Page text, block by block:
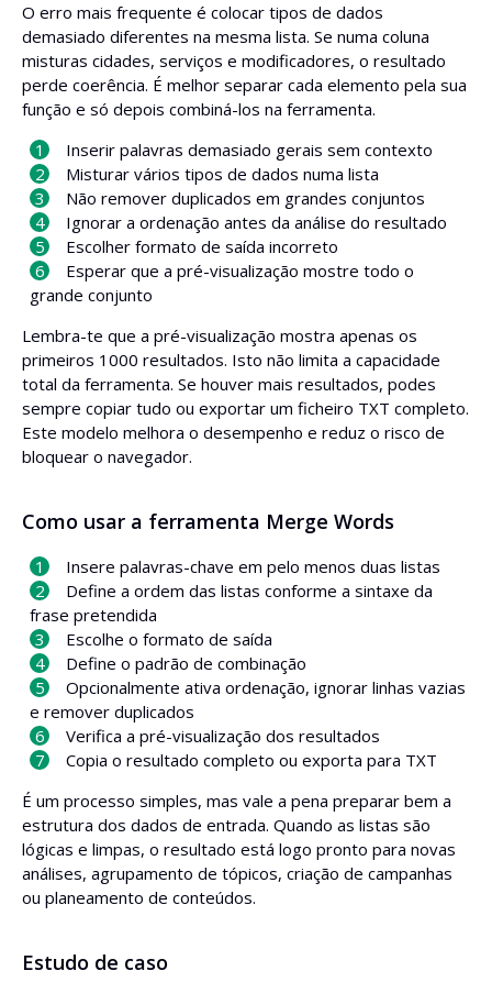
O erro mais frequente é colocar tipos de dados
demasiado diferentes na mesma lista. Se numa coluna
misturas cidades, serviços e modificadores, o resultado
perde coerência. É melhor separar cada elemento pela sua
função e só depois combiná-los na ferramenta.
Inserir palavras demasiado gerais sem contexto
Misturar vários tipos de dados numa lista
Não remover duplicados em grandes conjuntos
Ignorar a ordenação antes da análise do resultado
Escolher formato de saída incorreto
Esperar que a pré-visualização mostre todo o
grande conjunto
Lembra-te que a pré-visualização mostra apenas os
primeiros 1000 resultados. Isto não limita a capacidade
total da ferramenta. Se houver mais resultados, podes
sempre copiar tudo ou exportar um ficheiro TXT completo.
Este modelo melhora o desempenho e reduz o risco de
bloquear o navegador.
Como usar a ferramenta Merge Words
Insere palavras-chave em pelo menos duas listas
Define a ordem das listas conforme a sintaxe da
frase pretendida
Escolhe o formato de saída
Define o padrão de combinação
Opcionalmente ativa ordenação, ignorar linhas vazias
e remover duplicados
Verifica a pré-visualização dos resultados
Copia o resultado completo ou exporta para TXT
É um processo simples, mas vale a pena preparar bem a
estrutura dos dados de entrada. Quando as listas são
lógicas e limpas, o resultado está logo pronto para novas
análises, agrupamento de tópicos, criação de campanhas
ou planeamento de conteúdos.
Estudo de caso